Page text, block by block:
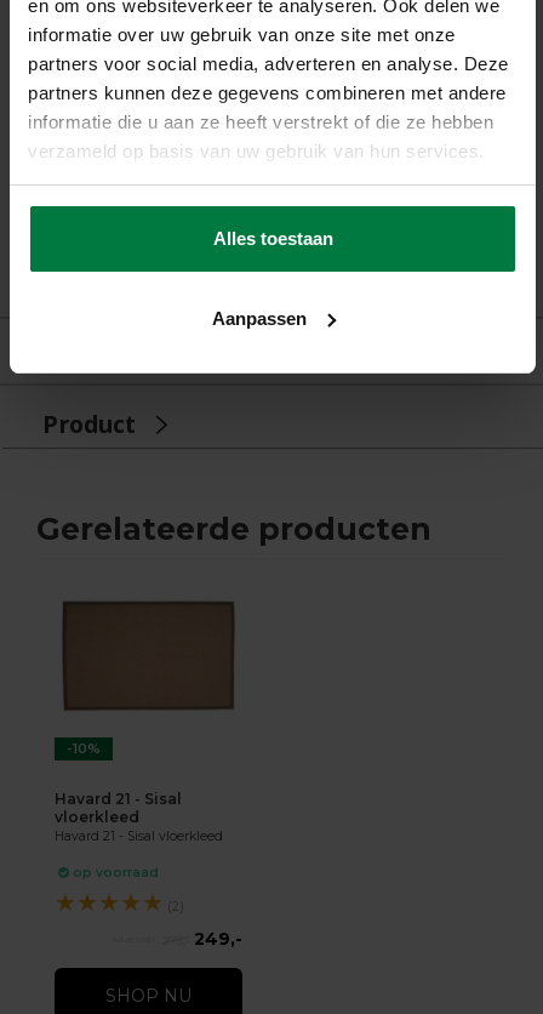
en om ons websiteverkeer te analyseren. Ook delen we
informatie over uw gebruik van onze site met onze
partners voor social media, adverteren en analyse. Deze
partners kunnen deze gegevens combineren met andere
informatie die u aan ze heeft verstrekt of die ze hebben
verzameld op basis van uw gebruik van hun services.
Alles toestaan
Aanpassen
Product
2 Jaar Fabrieksgarantie
Patroon: Effen
Vloerverwarming: Geschikt
Gerelateerde producten
-10%
Havard 21 - Sisal
vloerkleed
Havard 21 - Sisal vloerkleed
op voorraad
★★★★★ (2)
249,-
SHOP NU